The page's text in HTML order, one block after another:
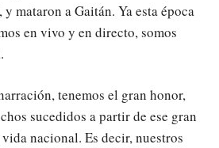
mataron a Gaitán. Ya esta época
en vivo y en directo, somos
tenemos el gran honor,
sucedidos a partir de ese gran
nacional. Es decir, nuestros